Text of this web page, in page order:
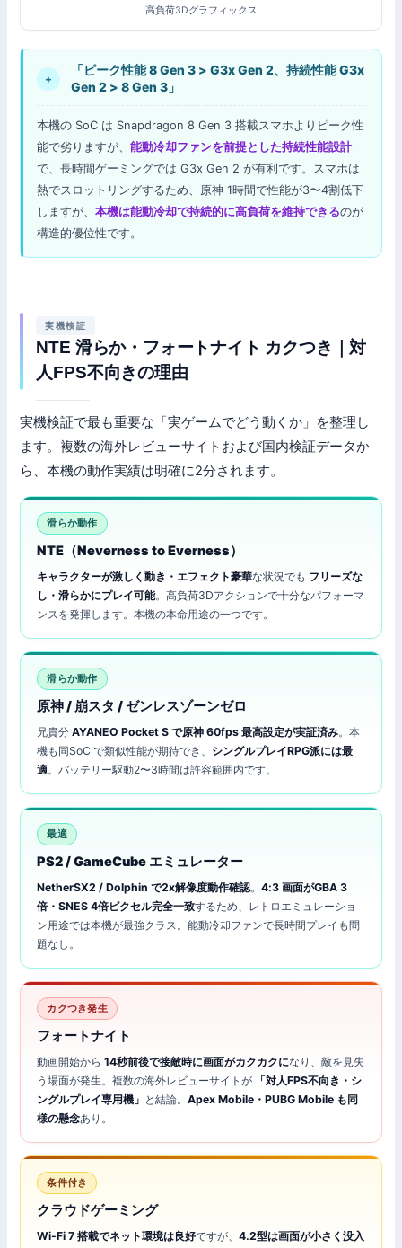
高負荷3Dグラフィックス
+
「ピーク性能 8 Gen 3 > G3x Gen 2、持続性能 G3x
Gen 2 > 8 Gen 3」
本機の SoC は Snapdragon 8 Gen 3 搭載スマホよりピーク性
能で劣りますが、能動冷却ファンを前提とした持続性能設計
で、長時間ゲーミングでは G3x Gen 2 が有利です。スマホは
熱でスロットリングするため、原神 1時間で性能が3〜4割低下
しますが、本機は能動冷却で持続的に高負荷を維持できるのが
構造的優位性です。
実機検証
NTE 滑らか・フォートナイト カクつき｜対
人FPS不向きの理由
実機検証で最も重要な「実ゲームでどう動くか」を整理し
ます。複数の海外レビューサイトおよび国内検証データか
ら、本機の動作実績は明確に2分されます。
滑らか動作
NTE（Neverness to Everness）
キャラクターが激しく動き・エフェクト豪華な状況でも フリーズな
し・滑らかにプレイ可能。高負荷3Dアクションで十分なパフォーマ
ンスを発揮します。本機の本命用途の一つです。
滑らか動作
原神 / 崩スタ / ゼンレスゾーンゼロ
兄貴分AYANEO Pocket S で原神 60fps 最高設定が実証済み。本
機も同SoC で類似性能が期待でき、 シングルプレイRPG派には最
適。バッテリー駆動2〜3時間は許容範囲内です。
最適
PS2 / GameCube エミュレーター
NetherSX2 / Dolphin で2x解像度動作確認。4:3 画面がGBA 3
倍・SNES 4倍ピクセル完全一致するため、レトロエミュレーショ
ン用途では本機が最強クラス。能動冷却ファンで長時間プレイも問
題なし。
カクつき発生
フォートナイト
動画開始から14秒前後で接敵時に画面がカクカクになり、敵を見失
う場面が発生。複数の海外レビューサイトが
「対人FPS不向き・シ
ングルプレイ専用機」 と結論。Apex Mobile・PUBG Mobile も同
様の懸念あり。
条件付き
クラウドゲーミング
Wi-Fi 7 搭載でネット環境は良好ですが、4.2型は画面が小さく没入